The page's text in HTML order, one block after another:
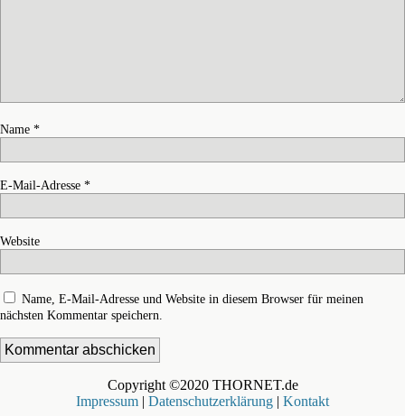
Name *
E-Mail-Adresse *
Website
Name, E-Mail-Adresse und Website in diesem Browser für meinen
nächsten Kommentar speichern.
Copyright ©2020 THORNET.de
Impressum | Datenschutzerklärung | Kontakt